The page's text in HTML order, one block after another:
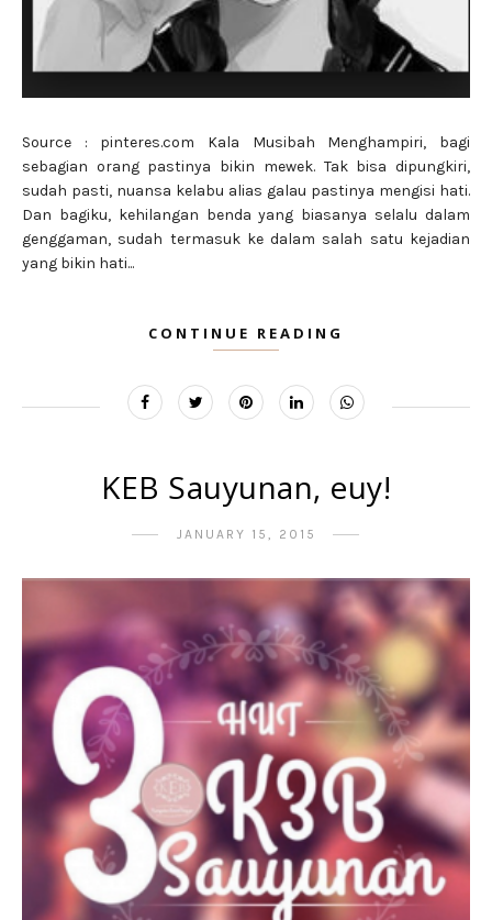
Source : pinteres.com Kala Musibah Menghampiri, bagi
sebagian orang pastinya bikin mewek. Tak bisa dipungkiri,
sudah pasti, nuansa kelabu alias galau pastinya mengisi hati.
Dan bagiku, kehilangan benda yang biasanya selalu dalam
genggaman, sudah termasuk ke dalam salah satu kejadian
yang bikin hati...
CONTINUE READING
KEB Sauyunan, euy!
JANUARY 15, 2015